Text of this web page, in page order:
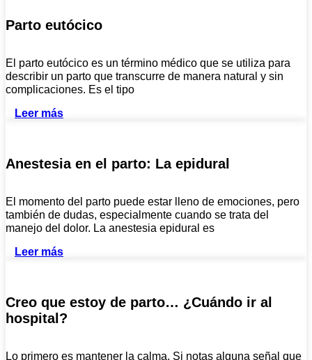
Parto eutócico
El parto eutócico es un término médico que se utiliza para
describir un parto que transcurre de manera natural y sin
complicaciones. Es el tipo
Leer más
Anestesia en el parto: La epidural
El momento del parto puede estar lleno de emociones, pero
también de dudas, especialmente cuando se trata del
manejo del dolor. La anestesia epidural es
Leer más
Creo que estoy de parto… ¿Cuándo ir al
hospital?
Lo primero es mantener la calma. Si notas alguna señal que